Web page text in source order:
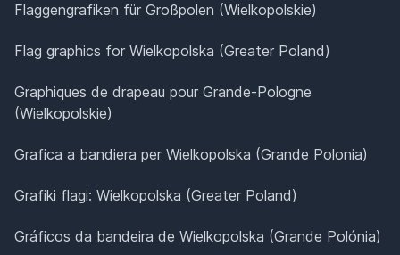
Flaggengrafiken für Großpolen (Wielkopolskie)
Flag graphics for Wielkopolska (Greater Poland)
Graphiques de drapeau pour Grande-Pologne
(Wielkopolskie)
Grafica a bandiera per Wielkopolska (Grande Polonia)
Grafiki flagi: Wielkopolska (Greater Poland)
Gráficos da bandeira de Wielkopolska (Grande Polónia)